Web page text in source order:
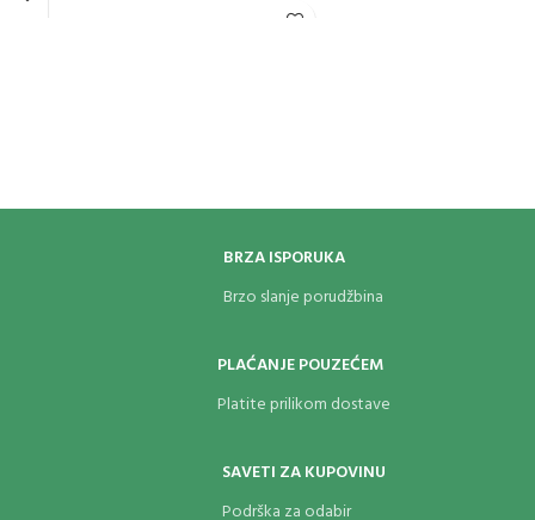
BRZA ISPORUKA
Brzo slanje porudžbina
PLAĆANJE POUZEĆEM
Platite prilikom dostave
SAVETI ZA KUPOVINU
Podrška za odabir